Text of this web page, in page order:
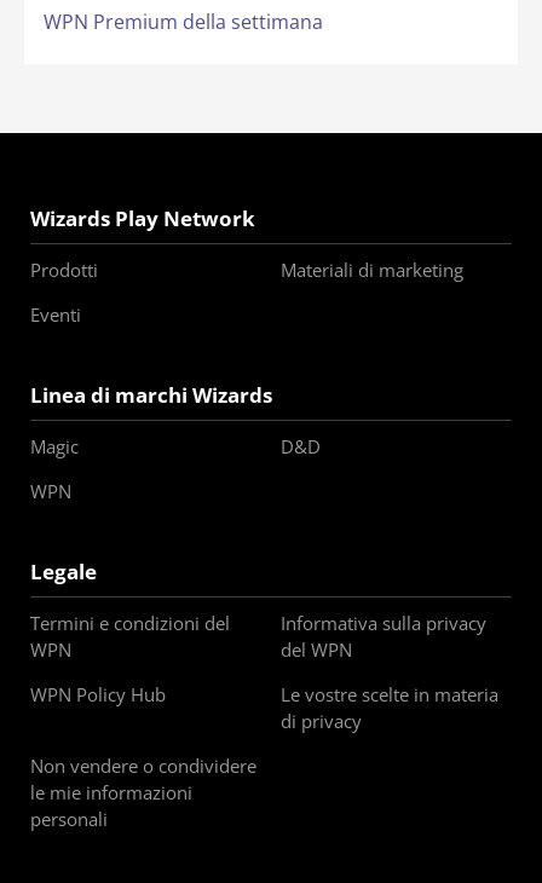
WPN Premium della settimana
Wizards Play Network
Prodotti
Materiali di marketing
Eventi
Linea di marchi Wizards
Magic
D&D
WPN
Legale
Termini e condizioni del
WPN
Informativa sulla privacy
del WPN
WPN Policy Hub
Le vostre scelte in materia
di privacy
Non vendere o condividere
le mie informazioni
personali